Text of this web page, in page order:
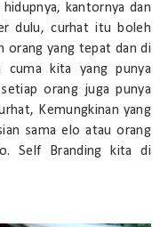
kantornya dan
dulu, curhat itu boleh
orang yang tepat dan di
cuma kita yang punya
orang juga punya
Kemungkinan yang
sama elo atau orang
Self Branding kita di